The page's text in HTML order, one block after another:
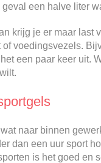
een halve liter
krijg je er maar last
voedingsvezels.
een paar keer uit.
naar binnen
dan een uur sport
is het goed en